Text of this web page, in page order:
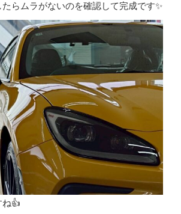
らムラがないのを確認して完成です✨
ね👍